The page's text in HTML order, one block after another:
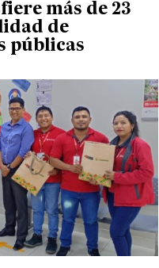
más de 23
de
públicas